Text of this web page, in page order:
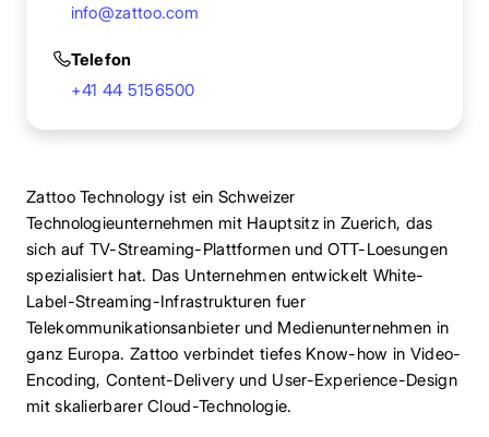
info@zattoo.com
Telefon
+41 44 5156500
Zattoo Technology ist ein Schweizer
Technologieunternehmen mit Hauptsitz in Zuerich, das
sich auf TV-Streaming-Plattformen und OTT-Loesungen
spezialisiert hat. Das Unternehmen entwickelt White-
Label-Streaming-Infrastrukturen fuer
Telekommunikationsanbieter und Medienunternehmen in
ganz Europa. Zattoo verbindet tiefes Know-how in Video-
Encoding, Content-Delivery und User-Experience-Design
mit skalierbarer Cloud-Technologie.